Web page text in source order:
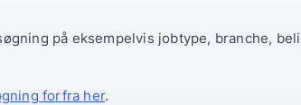
på eksempelvis jobtype, branche,
forfra her.